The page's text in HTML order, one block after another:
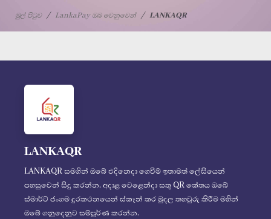
මුල් පිටුව LankaPay ඔබ වෙනුවෙන් LANKAQR
LANKAQR
LANKAQR සමගින් ඔබේ එදිනෙදා ගෙවීම් ඉතාමත් ලේසියෙන්
පහසුවෙන් සිදු කරන්න. අදාළ වෙළෙන්දා සතු QR කේතය ඔබේ
ස්මාර්ට් ජංගම දුරකථනයෙන් ස්කෑන් කර මුදල තහවුරු කිරීම මහින්
ඔබේ ගනුදෙනුව සම්පුර්ණ කරන්න.